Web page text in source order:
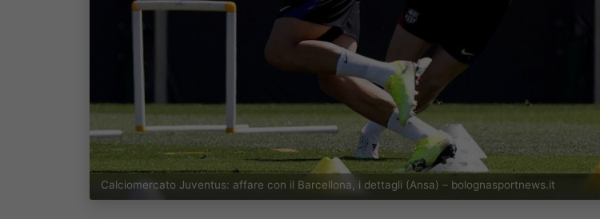
Calciomercato Juventus: affare con il Barcellona, i dettagli (Ansa) – bolognasportnews.it